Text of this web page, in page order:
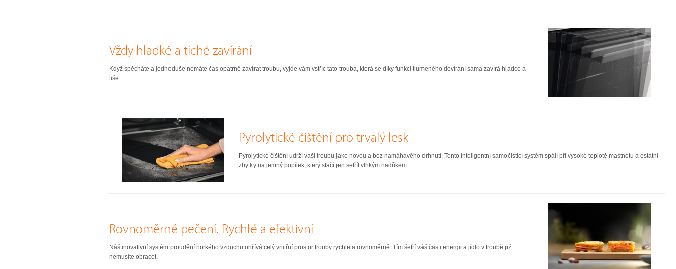
Vždy hladké a tiché zavírání
Když spěcháte a jednoduše nemáte čas opatrně zavírat troubu, vyjde vám vstříc tato trouba, která se díky funkci tlumeného dovírání sama zavírá hladce a
tiše.
Pyrolytické čištění pro trvalý lesk
Pyrolytické čištění udrží vaši troubu jako novou a bez namáhavého drhnutí. Tento inteligentní samočisticí systém spálí při vysoké teplotě mastnotu a ostatní
zbytky na jemný popílek, který stačí jen setřít vlhkým hadříkem.
Rovnoměrné pečení. Rychlé a efektivní
Náš inovativní systém proudění horkého vzduchu ohřívá celý vnitřní prostor trouby rychle a rovnoměrně. Tím šetří váš čas i energii a jídlo v troubě již
nemusíte obracet.